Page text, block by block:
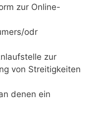
zur Online-
odr
zur
von Streitigkeiten
denen ein